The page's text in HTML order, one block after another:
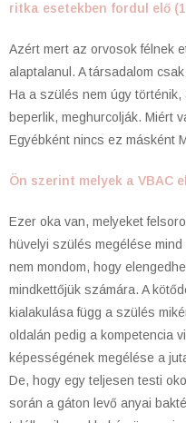
ritka esetekben fordul elő
Azért mert az orvosok félnek
alaptalanul. A társadalom
Ha a szülés nem úgy
beperlik, meghurcolják. Miért
Egyébként nincs ez másként
Ön szerint melyek a VBAC
Ezer oka van, melyeket
hüvelyi szülés megélése
nem mondom, hogy
mindkettőjük számára. A
kialakulása függ a szülés
oldalán pedig a kompetencia
képességének megélése a
De, hogy egy teljesen testi
során a gáton levő anyai